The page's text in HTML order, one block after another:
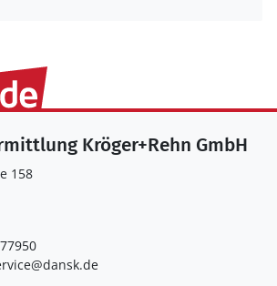
Kröger+Rehn GmbH
158